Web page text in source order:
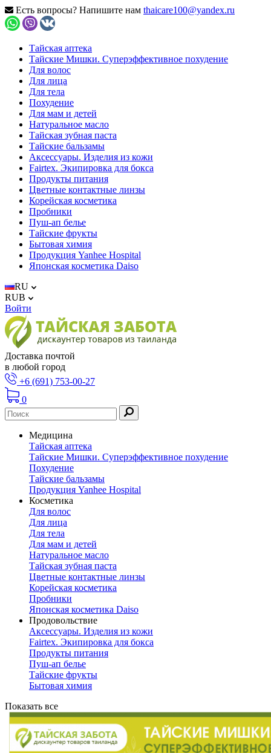
Есть вопросы? Напишите нам thaicare100@yandex.ru
Тайская аптека
Тайские Мишки. Суперэффективное похудение
Для волос
Для лица
Для тела
Похудение
Для мам и детей
Натуральное масло
Тайская зубная паста
Тайские бальзамы
Аксессуары. Изделия из кожи
Fairtex. Экипировка для бокса
Продукты питания
Цветные контактные линзы
Корейская косметика
Пробники
Пуш-ап белье
Тайские фрукты
Бытовая химия
Продукция Yanhee Hospital
Японская косметика Daiso
RU
RUB
Войти
Доставка почтой
в любой город
+6 (691) 753-00-27
0
Медицина
Тайская аптека
Тайские Мишки. Суперэффективное похудение
Похудение
Тайские бальзамы
Продукция Yanhee Hospital
Косметика
Для волос
Для лица
Для тела
Для мам и детей
Натуральное масло
Тайская зубная паста
Цветные контактные линзы
Корейская косметика
Пробники
Японская косметика Daiso
Продовольствие
Аксессуары. Изделия из кожи
Fairtex. Экипировка для бокса
Продукты питания
Пуш-ап белье
Тайские фрукты
Бытовая химия
Показать все